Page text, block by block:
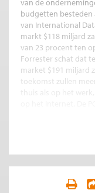
van de
budgetten besteden
van International
markt $118 miljard
van 23 procent ten
Forrester schat dat
market $191 miljard
toekomst zullen
Consumenten
bestanden, het
De cloud bevat ook
werknemers
(Bring Your Own